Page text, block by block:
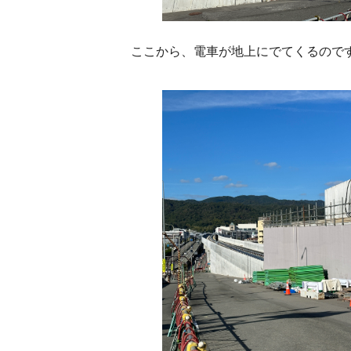
ここから、電車が地上にでてくるので